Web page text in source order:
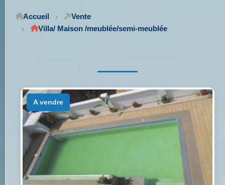
Accueil
Vente
Villa/ Maison /meublée/semi-meublée
a vendre